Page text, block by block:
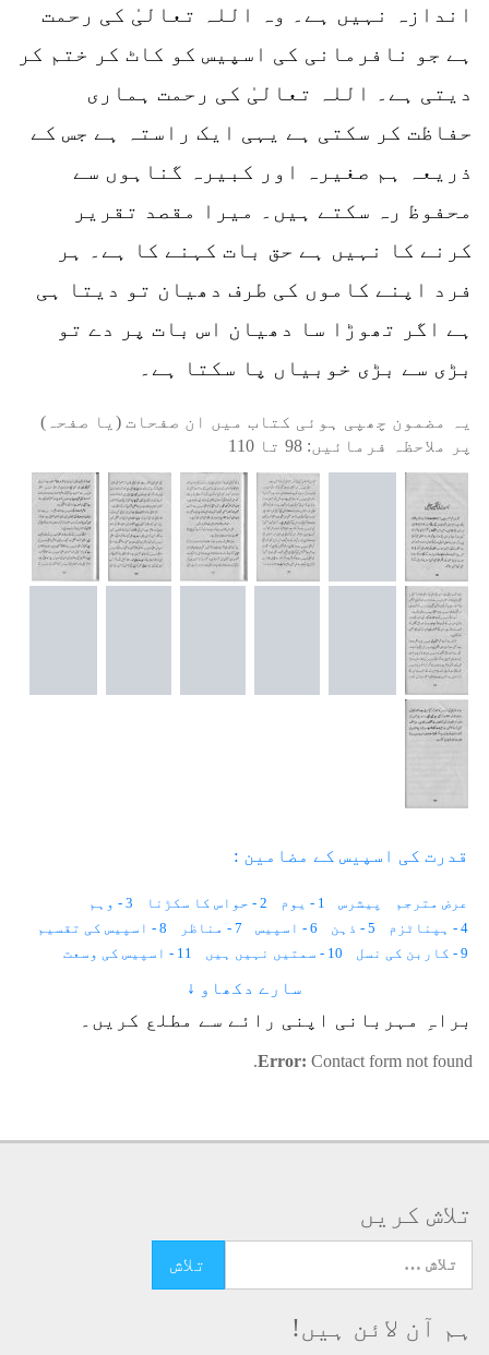
اندازہ نہیں ہے۔ وہ اللہ تعالیٰ کی رحمت
ہے جو نافرمانی کی اسپیس کو کاٹ کر ختم کر
دیتی ہے۔ اللہ تعالیٰ کی رحمت ہماری
حفاظت کر سکتی ہے یہی ایک راستہ ہے جس کے
ذریعہ ہم صغیرہ اور کبیرہ گناہوں سے
محفوظ رہ سکتے ہیں۔ میرا مقصد تقریر
کرنے کا نہیں ہے حق بات کہنے کا ہے۔ ہر
فرد اپنے کاموں کی طرف دھیان تو دیتا ہی
ہے اگر تھوڑا سا دھیان اس بات پر دے تو
بڑی سے بڑی خوبیاں پا سکتا ہے۔
یہ مضمون چھپی ہوئی کتاب میں ان صفحات (یا صفحہ)
پر ملاحظہ فرمائیں: 98 تا 110
قدرت کی اسپیس کے مضامین :
عرض مترجم پیشرس 1 - یوم 2 - حواس کا سکڑنا
3 - وہم
4 - ہپناٹزم
5 - ذہن 6 - اسپیس 7 - مناظر
8 - اسپیس کی تقسیم
9 - کاربن کی نسل
10 - سمتیں نہیں ہیں 11 - اسپیس کی وسعت
13 - دماغ
14 - اسپیس کی تخلیق 15 - غیب
سارے دکھاو ↓
براہِ مہربانی اپنی رائے سے مطلع کریں۔
Error: Contact form not found.
تلاش کریں
ہم آن لائن ہیں!